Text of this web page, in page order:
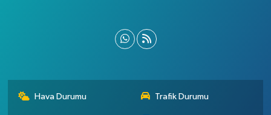
Hava Durumu Trafik Durumu